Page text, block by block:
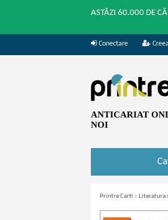
ASTĂZI 60.000 DE
Conectare
ANTICARIAT
NOI
Printre Carti » Literatura